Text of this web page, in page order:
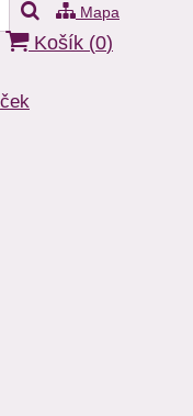
Mapa
Košík (0)